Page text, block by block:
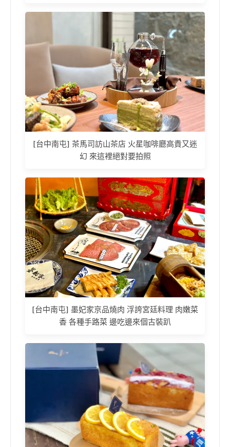
[台中南屯] 茶馬司訪山茶店 火星咖啡廳高貴又迷
幻 來這裡絕對要拍照
[台中南屯] 墨妃家京品燒肉 浮誇宮廷料理 肉嫩菜
香 各種手路菜 邊吃邊來個古裝趴